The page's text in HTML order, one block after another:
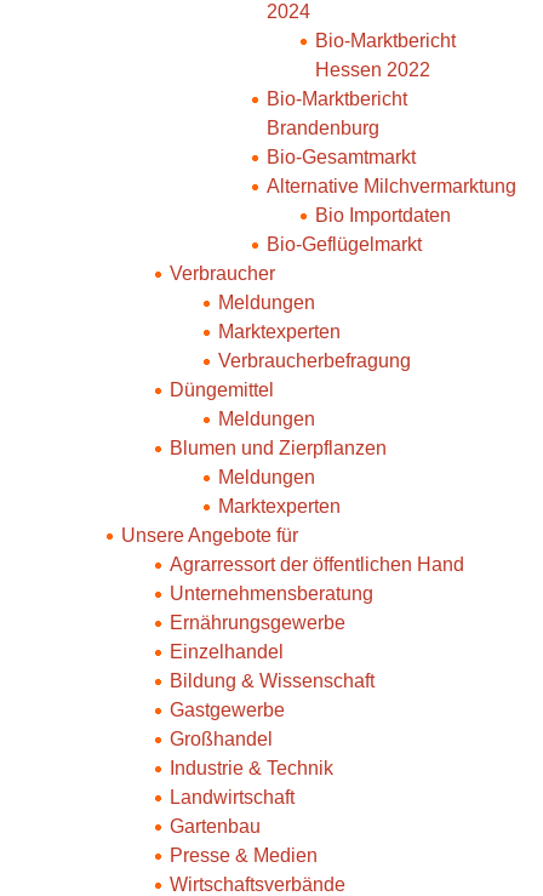
2024
Bio-Marktbericht
Hessen 2022
Bio-Marktbericht
Brandenburg
Bio-Gesamtmarkt
Alternative Milchvermarktung
Bio Importdaten
Bio-Geflügelmarkt
Verbraucher
Meldungen
Marktexperten
Verbraucherbefragung
Düngemittel
Meldungen
Blumen und Zierpflanzen
Meldungen
Marktexperten
Unsere Angebote für
Agrarressort der öffentlichen Hand
Unternehmensberatung
Ernährungsgewerbe
Einzelhandel
Bildung & Wissenschaft
Gastgewerbe
Großhandel
Industrie & Technik
Landwirtschaft
Gartenbau
Presse & Medien
Wirtschaftsverbände